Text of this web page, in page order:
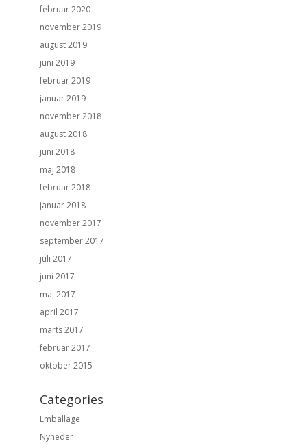
februar 2020
november 2019
august 2019
juni 2019
februar 2019
januar 2019
november 2018
august 2018
juni 2018
maj 2018
februar 2018
januar 2018
november 2017
september 2017
juli 2017
juni 2017
maj 2017
april 2017
marts 2017
februar 2017
oktober 2015
Categories
Emballage
Nyheder